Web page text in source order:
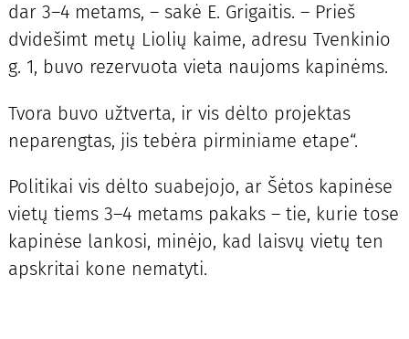
dar 3–4 metams, – sakė E. Grigaitis. – Prieš
dvidešimt metų Liolių kaime, adresu Tvenkinio
g. 1, buvo rezervuota vieta naujoms kapinėms.
Tvora buvo užtverta, ir vis dėlto projektas
neparengtas, jis tebėra pirminiame etape“.
Politikai vis dėlto suabejojo, ar Šėtos kapinėse
vietų tiems 3–4 metams pakaks – tie, kurie tose
kapinėse lankosi, minėjo, kad laisvų vietų ten
apskritai kone nematyti.